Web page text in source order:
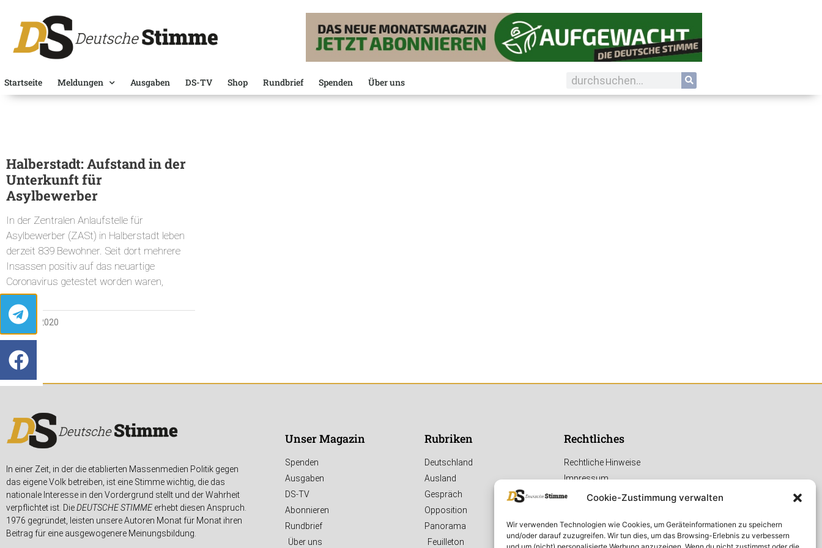
Cookie-Zustimmung verwalten
Wir verwenden Technologien wie Cookies, um Geräteinformationen zu speichern
und/oder darauf zuzugreifen. Wir tun dies, um das Browsing-Erlebnis zu verbessern
Startseite Meldungen Ausgaben DS-TV Shop Rundbrief Spenden Über uns
Halberstadt: Aufstand in der
Unterkunft für
Asylbewerber
In der Zentralen Anlaufstelle für
Asylbewerber (ZASt) in Halberstadt leben
derzeit 839 Bewohner. Seit dort mehrere
Insassen positiv auf das neuartige
Coronavirus getestet worden waren,
5. APRIL 2020
In einer Zeit, in der die etablierten Massenmedien Politik gegen
das eigene Volk betreiben, ist eine Stimme wichtig, die das
nationale Interesse in den Vordergrund stellt und der Wahrheit
verpflichtet ist. DieDEUTSCHE STIMMEerhebt diesen Anspruch.
1976 gegründet, leisten unsere Autoren Monat für Monat ihren
Beitrag für eine ausgewogenere Meinungsbildung.
Unser Magazin
Spenden
Ausgaben
DS-TV
Abonnieren
Rundbrief
Über uns
Rubriken
Deutschland
Ausland
Gespräch
Opposition
Panorama
Feuilleton
Rechtliches
Rechtliche Hinweise
Impressum
Datenschutzerklärung